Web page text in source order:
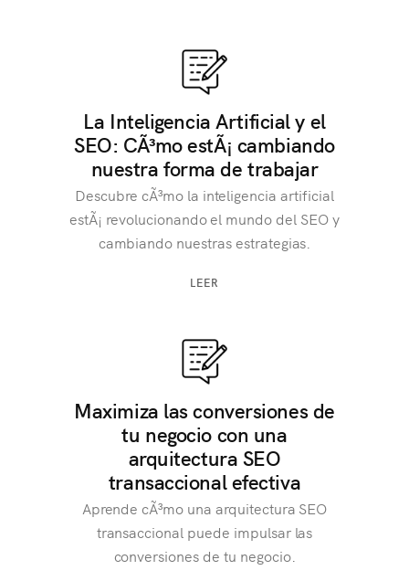
La Inteligencia Artificial y el
SEO: CÃ³mo estÃ¡ cambiando
nuestra forma de trabajar
Descubre cÃ³mo la inteligencia artificial
estÃ¡ revolucionando el mundo del SEO y
cambiando nuestras estrategias.
LEER
Maximiza las conversiones de
tu negocio con una
arquitectura SEO
transaccional efectiva
Aprende cÃ³mo una arquitectura SEO
transaccional puede impulsar las
conversiones de tu negocio.